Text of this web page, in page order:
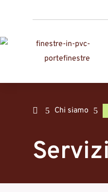
 5 Chi siamo 5
Servizi